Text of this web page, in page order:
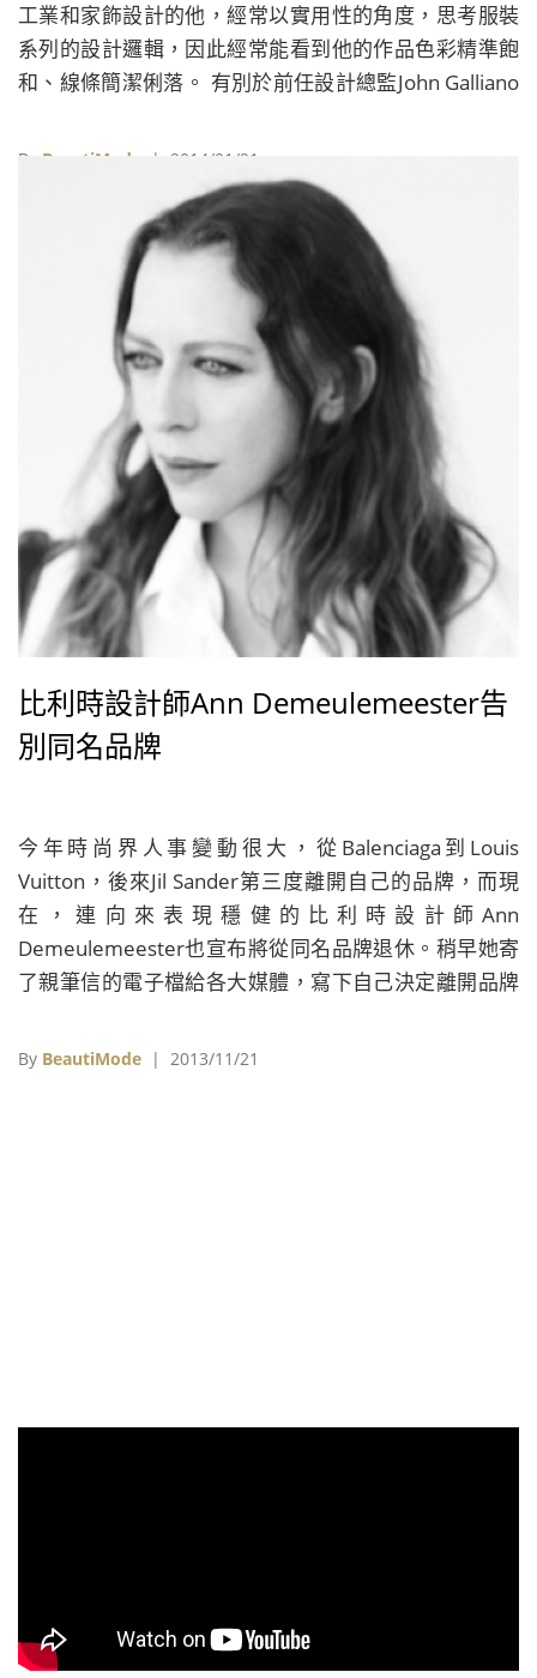
工業和家飾設計的他，經常以實用性的角度，思考服裝
系列的設計邏輯，因此經常能看到他的作品色彩精準飽
和、線條簡潔俐落。 有別於前任設計總監John Galliano
續上一季的理念，嘗試著轉換眾人被慣壞的眼光和口
味，將設計導向藝術與實用兼具的層面：「這次我刻意
將高級訂製服常用的戲劇張力抽離，讓設計變得更貼近
真實。這是設計師的義務，大家都說高級訂製服展示的
是一種夢想，但設計師有責任將服裝發表秀打造得如&
By BeautiMode | 2014/01/21
比利時設計師Ann Demeulemeester告
別同名品牌
今年時尚界人事變動很大，從Balenciaga到Louis
Vuitton，後來Jil Sander第三度離開自己的品牌，而現
在，連向來表現穩健的比利時設計師Ann
Demeulemeester也宣布將從同名品牌退休。稍早她寄
了親筆信的電子檔給各大媒體，寫下自己決定離開品牌
沒有我，品牌精神跟價值依然會繼續傳承。我相信任何
By BeautiMode | 2013/11/21